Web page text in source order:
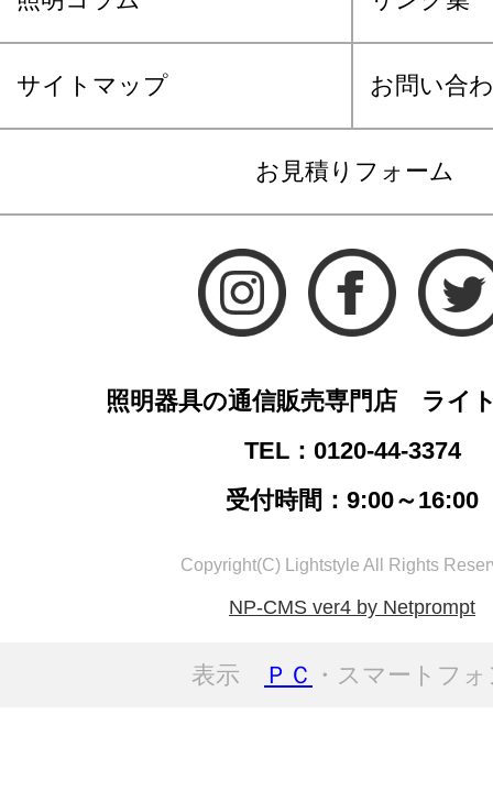
サイトマップ お問い合
お見積りフォーム
照明器具の通信販売専門店 ライ
TEL：0120-44-3374
受付時間：9:00～16:00
Copyright(C) Lightstyle All Rights
NP-CMS ver4 by Netprompt
表示 ＰＣ ・スマートフ